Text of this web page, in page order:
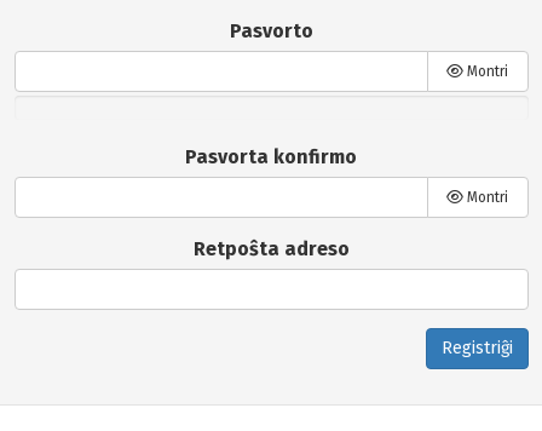
Pasvorto
Montri
Pasvorta konfirmo
Montri
Retpoŝta adreso
Registriĝi